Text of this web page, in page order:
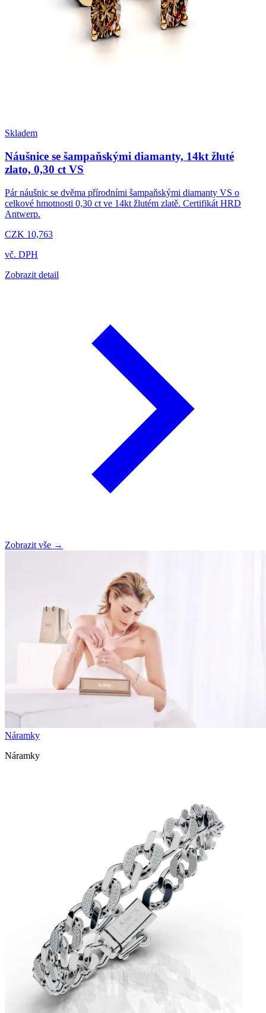
Skladem
Náušnice se šampaňskými diamanty, 14kt žluté
zlato, 0,30 ct VS
Pár náušnic se dvěma přírodními šampaňskými diamanty VS o
celkové hmotnosti 0,30 ct ve 14kt žlutém zlatě. Certifikát HRD
Antwerp.
CZK 10,763
vč. DPH
Zobrazit detail
Zobrazit vše →
Náramky
Náramky